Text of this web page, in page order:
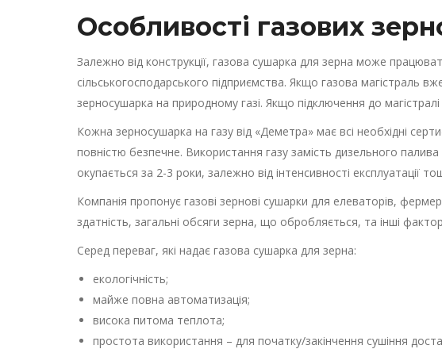
Особливості газових
Залежно від конструкції, газова сушарка для зерна може
сільськогосподарського підприємства. Якщо газова магістраль
зерносушарка на природному газі. Якщо підключення до
Кожна зерносушарка на газу від «Деметра» має всі необхідні
повністю безпечне. Використання газу замість дизельного
окупається за 2-3 роки, залежно від інтенсивності експлуатації
Компанія пропонує газові зернові сушарки для елеваторів,
здатність, загальні обсяги зерна, що обробляється, та інші
Серед переваг, які надає газова сушарка для зерна:
екологічність;
майже повна автоматизація;
висока питома теплота;
простота використання – для початку/закінчення сушіння